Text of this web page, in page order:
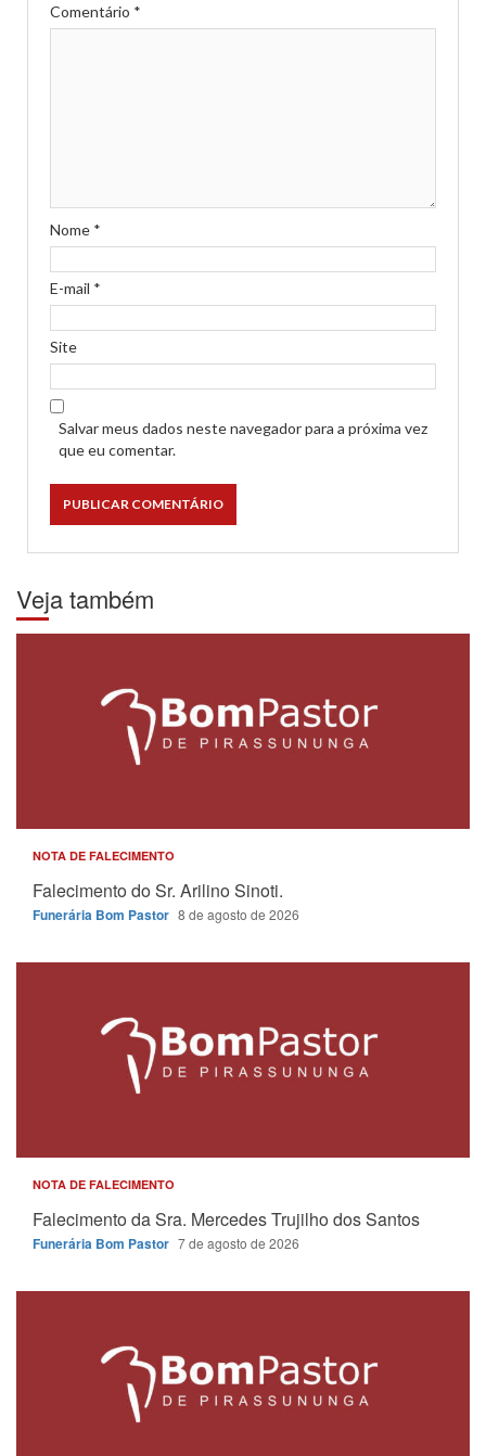
Comentário *
Nome *
E-mail *
Site
Salvar meus dados neste navegador para a próxima vez
que eu comentar.
Veja também
NOTA DE FALECIMENTO
Falecimento do Sr. Arilino Sinoti.
Funerária Bom Pastor 8 de agosto de 2026
NOTA DE FALECIMENTO
Falecimento da Sra. Mercedes Trujilho dos Santos
Funerária Bom Pastor 7 de agosto de 2026